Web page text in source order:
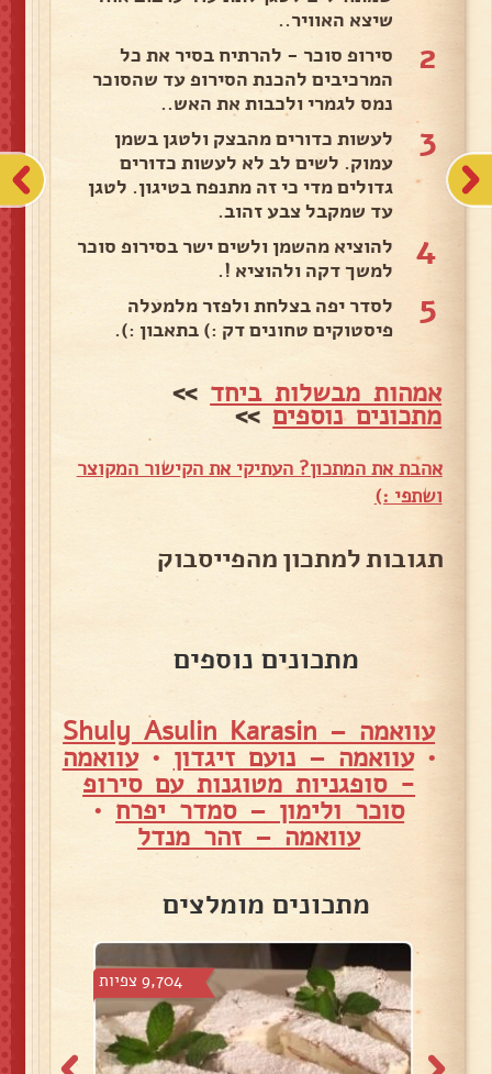
שיצא האוויר..
2
סירופ סוכר - להרתיח בסיר את כל
המרכיבים להכנת הסירופ עד שהסוכר
נמס לגמרי ולכבות את האש..
3
לעשות כדורים מהבצק ולטגן בשמן
עמוק. לשים לב לא לעשות כדורים
גדולים מדי כי זה מתנפח בטיגון. לטגן
עד שמקבל צבע זהוב.
4
להוציא מהשמן ולשים ישר בסירופ סוכר
למשך דקה ולהוציא !.
5
לסדר יפה בצלחת ולפזר מלמעלה
פיסטוקים טחונים דק :) בתאבון :).
אמהות מבשלות ביחד >>
מתכונים נוספים>>
אהבת את המתכון? העתיקי את הקישור המקוצר
ושתפי :)
תגובות למתכון מהפייסבוק
מתכונים נוספים
עוואמה – Shuly Asulin Karasin
•עוואמה – נועם זיגדון •עוואמה
- סופגניות מטוגנות עם סירופ
סוכר ולימון – סמדר יפרח •
עוואמה – זהר מנדל
מתכונים מומלצים
9,704 צפיות